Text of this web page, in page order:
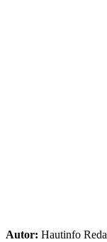
Autor: Hautinfo